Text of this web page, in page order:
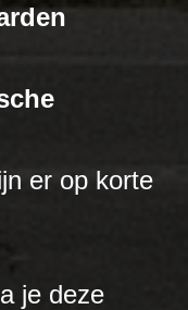
er op korte
je deze